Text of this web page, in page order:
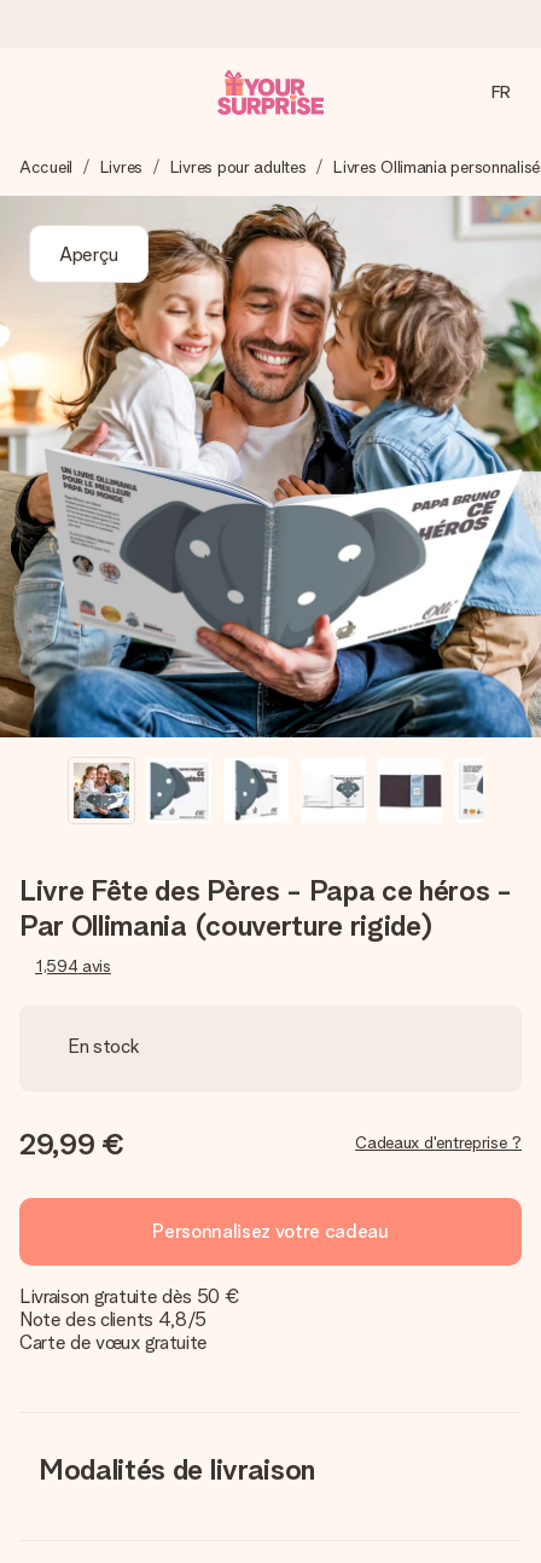
Nous préparons votre cadeau avec attention et l’envoyons
en un éclair – pour que vous puissiez l’offrir au bon moment,
quand cela compte le plus.
4,9 (sur la base de +15 000 avis)
Nos cadeaux sont appréciés. Les clients nous attribuent
une note de 4,9 sur Google Reviews (total de tous les
pays où nous sommes présents).
Carte de vœux gratuite
Créez quelque chose d’unique en quelques étapes – avec
son prénom, votre photo ou un message qui touche le cœur.
Sans complications, juste tout l’amour pour le moment idéal.
FR
Accueil Livres Livres pour adultes Livres Ollimania
Aperçu
Livre Fête des Pères - Papa ce héros -
Par Ollimania (couverture rigide)
1,594 avis
En stock
29,99 € Cadeaux d'entreprise ?
Personnalisez votre cadeau
Livraison gratuite dès 50 €
Note des clients 4,8/5
Carte de vœux gratuite
Modalités de livraison